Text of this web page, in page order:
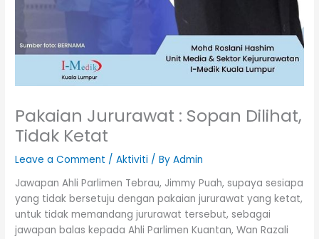
Pakaian Jururawat : Sopan Dilihat,
Tidak Ketat
Leave a Comment /Aktiviti / ByAdmin
Jawapan Ahli Parlimen Tebrau, Jimmy Puah, supaya sesiapa
yang tidak bersetuju dengan pakaian jururawat yang ketat,
untuk tidak memandang jururawat tersebut, sebagai
jawapan balas kepada Ahli Parlimen Kuantan, Wan Razali